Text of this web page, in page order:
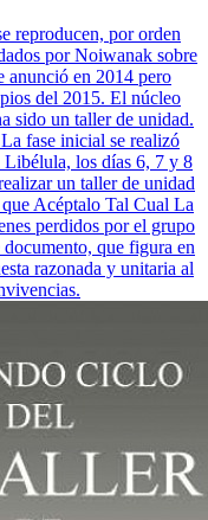
reproducen, por orden
por Noiwanak sobre
anunció en 2014 pero
del 2015. El núcleo
sido un taller de unidad.
fase inicial se realizó
los días 6, 7 y 8
un taller de unidad
Acéptalo Tal Cual La
perdidos por el grupo
que figura en
razonada y unitaria al